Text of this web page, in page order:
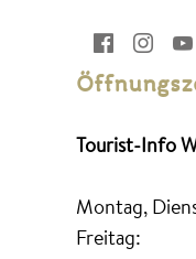






Tourist-Info
Montag,
Freitag: